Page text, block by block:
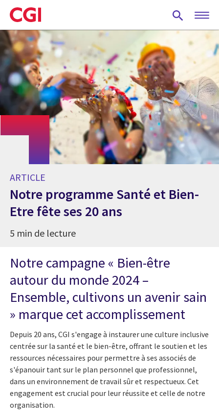
Skip
to
main
content
ARTICLE
Notre programme Santé et Bien-
Etre fête ses 20 ans
5 min de lecture
Notre campagne « Bien-être
autour du monde 2024 –
Ensemble, cultivons un avenir sain
» marque cet accomplissement
Depuis 20 ans, CGI s'engage à instaurer une culture inclusive
centrée sur la santé et le bien-être, offrant le soutien et les
ressources nécessaires pour permettre à ses associés de
s'épanouir tant sur le plan personnel que professionnel,
dans un environnement de travail sûr et respectueux. Cet
engagement est crucial pour leur réussite et celle de notre
organisation.